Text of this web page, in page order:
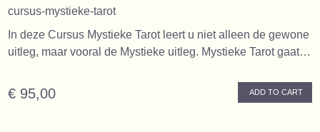
cursus-mystieke-tarot
In deze Cursus Mystieke Tarot leert u niet alleen de gewone
uitleg, maar vooral de Mystieke uitleg. Mystieke Tarot gaat…
€ 95,00 ADD TO CART